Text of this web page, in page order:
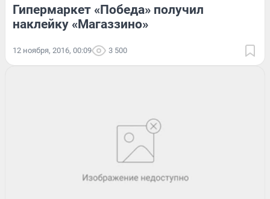
Гипермаркет «Победа» получил
наклейку «Магаззино»
12 ноября, 2016, 00:09 3 500